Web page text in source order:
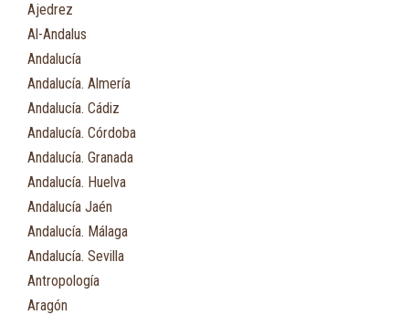
Ajedrez
Al-Andalus
Andalucía
Andalucía. Almería
Andalucía. Cádiz
Andalucía. Córdoba
Andalucía. Granada
Andalucía. Huelva
Andalucía Jaén
Andalucía. Málaga
Andalucía. Sevilla
Antropología
Aragón